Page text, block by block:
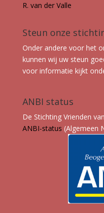
R. van der Valle
Steun onze
Onder andere voor het
kunnen wij uw steun
voor informatie kijkt
ANBI status
De Stichting Vrienden
ANBI-status (Algemeen